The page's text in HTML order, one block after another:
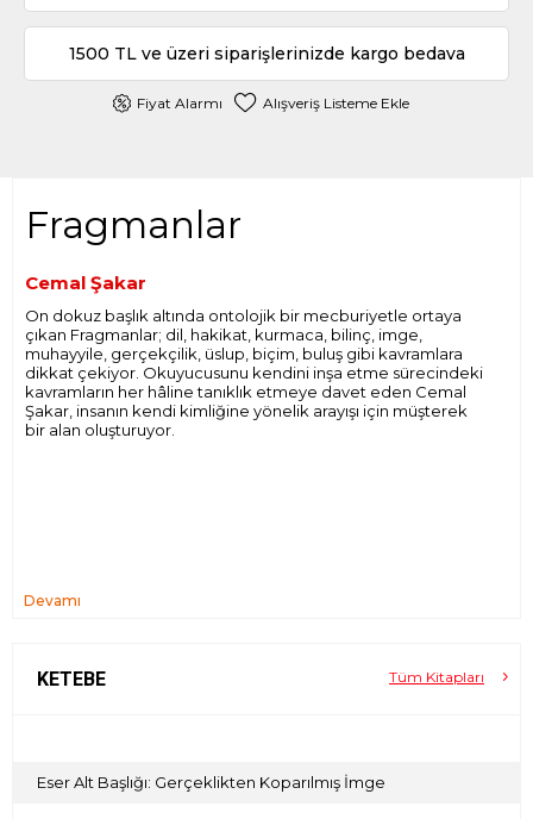
1500 TL ve üzeri siparişlerinizde kargo bedava
Fiyat Alarmı Alışveriş Listeme Ekle
Fragmanlar
Cemal Şakar
On dokuz başlık altında ontolojik bir mecburiyetle ortaya
çıkan Fragmanlar; dil, hakikat, kurmaca, bilinç, imge,
muhayyile, gerçekçilik, üslup, biçim, buluş gibi kavramlara
dikkat çekiyor. Okuyucusunu kendini inşa etme sürecindeki
kavramların her hâline tanıklık etmeye davet eden Cemal
Şakar, insanın kendi kimliğine yönelik arayışı için müşterek
bir alan oluşturuyor.
Devamı
KETEBE Tüm Kitapları
Eser Alt Başlığı: Gerçeklikten Koparılmış İmge